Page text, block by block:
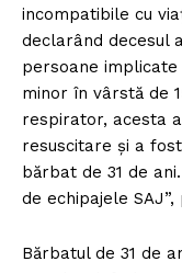
incompatibile cu
declarând decesul
persoane
minor în vârstă de
respirator, acesta
resuscitare şi a
bărbat de 31 de
de echipajele SAJ”,
Bărbatul de 31 de